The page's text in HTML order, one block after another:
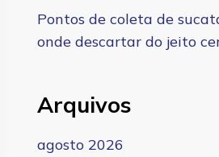
Pontos de coleta de
onde descartar do jeito
Arquivos
agosto 2026